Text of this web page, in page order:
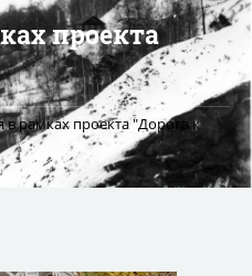
проекта
в рамках проекта "Дорога к